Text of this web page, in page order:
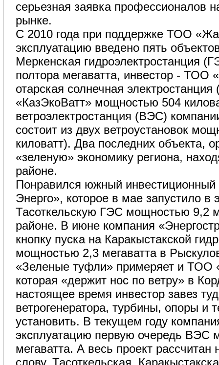
серьезная заявка профессионалов
рынке.
С 2010 года при поддержке ТОО
эксплуатацию введено пять
Меркенская гидроэлектростанция
полтора мегаватта, инвестор - ТОО
отарская солнечная
«КазЭкоВатт» мощностью 504
ветроэлектростанция (ВЭС)
состоит из двух ветроустановок
киловатт). Два последних объекта,
«зеленую» экономику региона,
районе.
Понравился южный
Энерго», которое в мае запустило в
Тасоткельскую ГЭС мощностью 9,2
районе. В июне компания
кнопку пуска на Каракыстакской
мощностью 2,3 мегаватта в
«Зеленые туфли» примеряет и ТОО
которая «держит нос по ветру» в
настоящее время инвестор завез
ветрогенератора, турбины, опоры и
установить. В текущем году
эксплуатацию первую очередь ВЭС
мегаватта. А весь проект рассчитан
слову, Тасоткельская,